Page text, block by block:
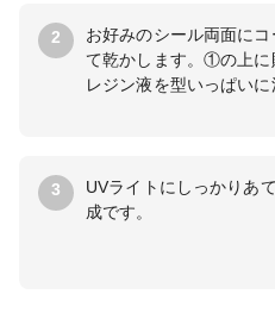
2
お好みのシール両面にコ
て乾かします。①の上に
レジン液を型いっぱいに
3
UVライトにしっかりあ
成です。